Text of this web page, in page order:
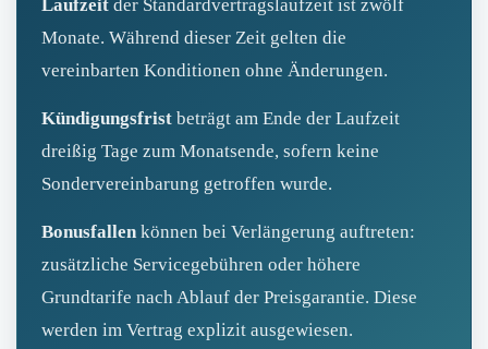
Laufzeit der Standardvertragslaufzeit ist zwölf
Monate. Während dieser Zeit gelten die
vereinbarten Konditionen ohne Änderungen.
Kündigungsfrist beträgt am Ende der Laufzeit
dreißig Tage zum Monatsende, sofern keine
Sondervereinbarung getroffen wurde.
Bonusfallen können bei Verlängerung auftreten:
zusätzliche Servicegebühren oder höhere
Grundtarife nach Ablauf der Preisgarantie. Diese
werden im Vertrag explizit ausgewiesen.